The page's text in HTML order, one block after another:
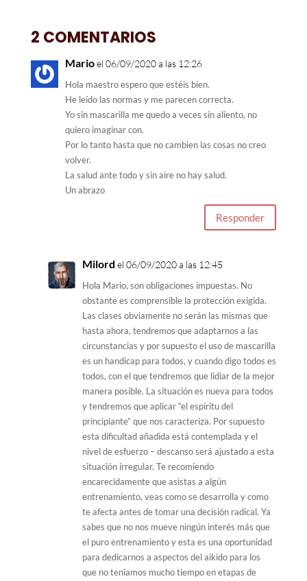
2 COMENTARIOS
Marioel 06/09/2020 a las 12:26
Hola maestro espero que estéis bien.
He leído las normas y me parecen correcta.
Yo sin mascarilla me quedo a veces sin aliento, no
quiero imaginar con.
Por lo tanto hasta que no cambien las cosas no creo
volver.
La salud ante todo y sin aire no hay salud.
Un abrazo
Responder
Milord el 06/09/2020 a las 12:45
Hola Mario, son obligaciones impuestas. No
obstante es comprensible la protección exigida.
Las clases obviamente no serán las mismas que
hasta ahora, tendremos que adaptarnos a las
circunstancias y por supuesto el uso de mascarilla
es un handicap para todos, y cuando digo todos es
todos, con el que tendremos que lidiar de la mejor
manera posible. La situación es nueva para todos
y tendremos que aplicar “el espíritu del
principiante” que nos caracteriza. Por supuesto
esta dificultad añadida está contemplada y el
nivel de esfuerzo – descanso será ajustado a esta
situación irregular. Te recomiendo
encarecidamente que asistas a algún
entrenamiento, veas como se desarrolla y como
te afecta antes de tomar una decisión radical. Ya
sabes que no nos mueve ningún interés más que
el puro entrenamiento y esta es una oportunidad
para dedicarnos a aspectos del aikido para los
que no teníamos mucho tiempo en etapas de